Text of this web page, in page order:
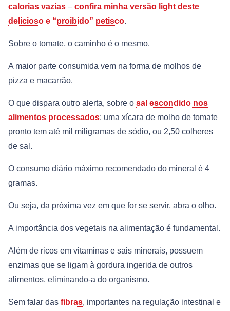
calorias vazias – confira minha versão light deste
delicioso e “proibido” petisco.
Sobre o tomate, o caminho é o mesmo.
A maior parte consumida vem na forma de molhos de
pizza e macarrão.
O que dispara outro alerta, sobre o sal escondido nos
alimentos processados: uma xícara de molho de tomate
pronto tem até mil miligramas de sódio, ou 2,50 colheres
de sal.
O consumo diário máximo recomendado do mineral é 4
gramas.
Ou seja, da próxima vez em que for se servir, abra o olho.
A importância dos vegetais na alimentação é fundamental.
Além de ricos em vitaminas e sais minerais, possuem
enzimas que se ligam à gordura ingerida de outros
alimentos, eliminando-a do organismo.
Sem falar das fibras, importantes na regulação intestinal e